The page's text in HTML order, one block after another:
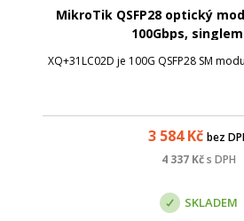
MikroTik QSFP28 optický
100Gbps,
XQ+31LC02D je 100G QSFP28 SM
3 584Kč bez
4 337 Kčs DPH
SKLADEM